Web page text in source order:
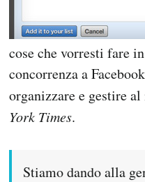
cose che vorresti fare
concorrenza a
organizzare e gestire
York Times.
Stiamo dando alla